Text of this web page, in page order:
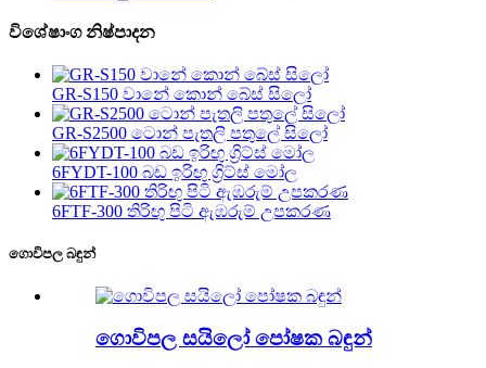
විශේෂාංග නිෂ්පාදන
GR-S150 වානේ කොන් බේස් සිලෝ
GR-S2500 ටොන් පැතලි පතුලේ සිලෝ
6FYDT-100 බඩ ඉරිඟු ග්‍රිට්ස් මෝල
6FTF-300 තිරිඟු පිටි ඇඹරුම් උපකරණ
ගොවිපල බඳුන්
ගොවිපල සයිලෝ පෝෂක බඳුන්